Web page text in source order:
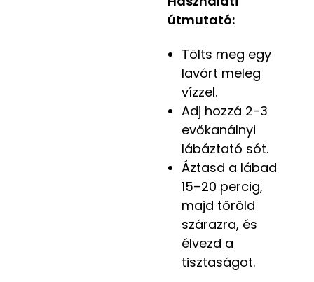
útmutató:
Tölts meg egy
lavórt meleg
vízzel.
Adj hozzá 2-3
evőkanálnyi
lábáztató sót.
Áztasd a lábad
15–20 percig,
majd töröld
szárazra, és
élvezd a
tisztaságot.